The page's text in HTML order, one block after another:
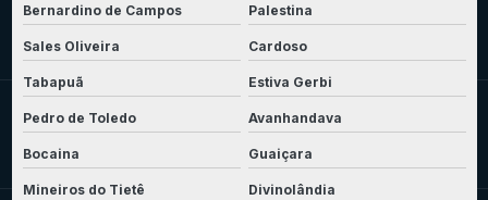
Bernardino de Campos Palestina
Sales Oliveira Cardoso
Tabapuã Estiva Gerbi
Pedro de Toledo Avanhandava
Bocaina Guaiçara
Mineiros do Tietê Divinolândia